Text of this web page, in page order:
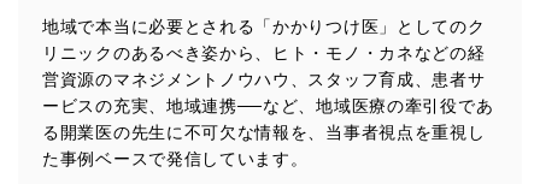
地域で本当に必要とされる「かかりつけ医」としてのク
リニックのあるべき姿から、ヒト・モノ・カネなどの経
営資源のマネジメントノウハウ、スタッフ育成、患者サ
ービスの充実、地域連携──など、地域医療の牽引役であ
る開業医の先生に不可欠な情報を、当事者視点を重視し
た事例ベースで発信しています。